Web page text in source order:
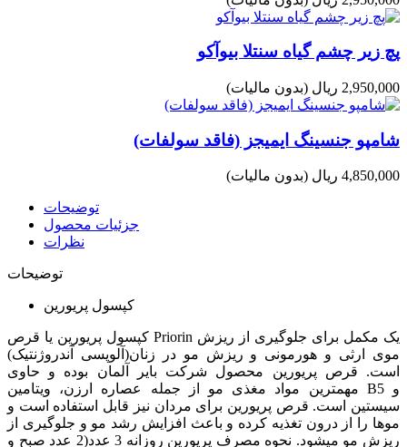
پچ زیر چشم گیاه سنتلا بیوآکو
2,950,000 ریال (بدون مالیات)
شامپو جنسینگ ایمیجز (فاقد سولفات)
4,850,000 ریال (بدون مالیات)
توضیحات
جزئیات محصول
نظرات
توضیحات
کپسول پریورین
کپسول پریورین یا قرص Priorin یک مکمل برای جلوگیری از ریزش
موی ارثی و هورمونی و ریزش مو در زنان(آلوپسی آندروژنتیک)
است. قرص پریورین محصول شرکت بایر آلمان بوده و حاوی
مهمترین مواد مغذی مو از جمله عصاره ارزن، ویتامین B5 و
سیستین است. قرص پریورین برای مردان نیز قابل استفاده است و
موها را از درون تغذیه کرده و باعث افزایش رشد مو و جلوگیری از
ریزش مو میشود. نحوه مصرف پریورین روزانه 3 عدد(2 عدد صبح و